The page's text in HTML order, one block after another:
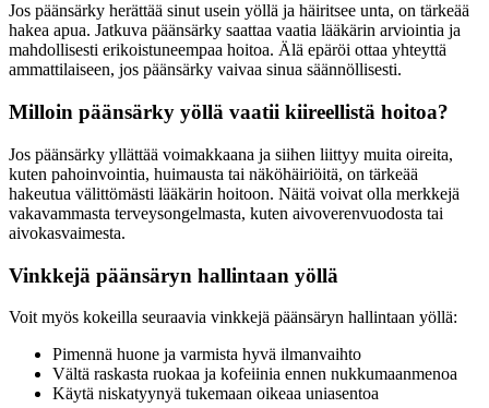
Jos päänsärky herättää sinut usein yöllä ja häiritsee unta, on tärkeää
hakea apua. Jatkuva päänsärky saattaa vaatia lääkärin arviointia ja
mahdollisesti erikoistuneempaa hoitoa. Älä epäröi ottaa yhteyttä
ammattilaiseen, jos päänsärky vaivaa sinua säännöllisesti.
Milloin päänsärky yöllä vaatii kiireellistä hoitoa?
Jos päänsärky yllättää voimakkaana ja siihen liittyy muita oireita,
kuten pahoinvointia, huimausta tai näköhäiriöitä, on tärkeää
hakeutua välittömästi lääkärin hoitoon. Näitä voivat olla merkkejä
vakavammasta terveysongelmasta, kuten aivoverenvuodosta tai
aivokasvaimesta.
Vinkkejä päänsäryn hallintaan yöllä
Voit myös kokeilla seuraavia vinkkejä päänsäryn hallintaan yöllä:
Pimennä huone ja varmista hyvä ilmanvaihto
Vältä raskasta ruokaa ja kofeiinia ennen nukkumaanmenoa
Käytä niskatyynyä tukemaan oikeaa uniasentoa